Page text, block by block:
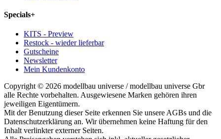
Specials+
KITS - Preview
Restock - wieder lieferbar
Gutscheine
Newsletter
Mein Kundenkonto
Copyright © 2026 modellbau universe / modellbau universe Gbr
alle Rechte vorbehalten. Ausgewiesene Marken gehören ihren
jeweiligen Eigentümern.
Mit der Benutzung dieser Seite erkennen Sie unsere AGBs und die
Datenschutzerklärung an. Wir übernehmen keine Haftung für den
Inhalt verlinkter externer Seiten.